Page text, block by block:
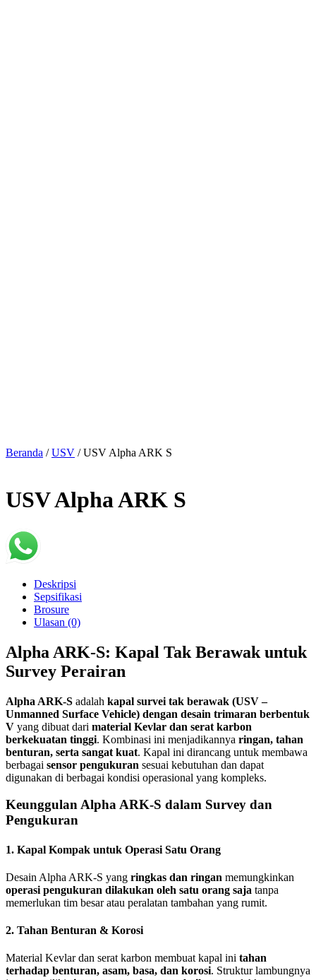
Beranda /USV / USV Alpha ARK S
USV Alpha ARK S
Deskripsi
Sepsifikasi
Brosure
Ulasan (0)
Alpha ARK-S: Kapal Tak Berawak untuk
Survey Perairan
Alpha ARK-S adalah kapal survei tak berawak (USV –
Unmanned Surface Vehicle) dengan desain trimaran berbentuk
V yang dibuat dari material Kevlar dan serat karbon
berkekuatan tinggi. Kombinasi ini menjadikannya ringan, tahan
benturan, serta sangat kuat. Kapal ini dirancang untuk membawa
berbagai sensor pengukuran sesuai kebutuhan dan dapat
digunakan di berbagai kondisi operasional yang kompleks.
Keunggulan Alpha ARK-S dalam Survey dan
Pengukuran
1. Kapal Kompak untuk Operasi Satu Orang
Desain Alpha ARK-S yang ringkas dan ringan memungkinkan
operasi pengukuran dilakukan oleh satu orang saja tanpa
memerlukan tim besar atau peralatan tambahan yang rumit.
2. Tahan Benturan & Korosi
Material Kevlar dan serat karbon membuat kapal ini tahan
terhadap benturan, asam, basa, dan korosi. Struktur lambungnya